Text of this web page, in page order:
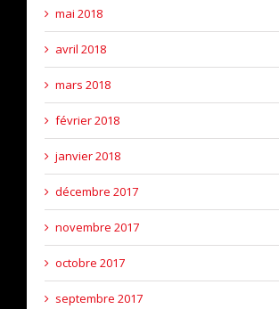
mai 2018
avril 2018
mars 2018
février 2018
janvier 2018
décembre 2017
novembre 2017
octobre 2017
septembre 2017